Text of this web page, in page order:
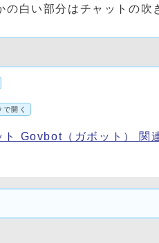
白い部分はチャットの吹
開く
Govbot（ガボット） 関